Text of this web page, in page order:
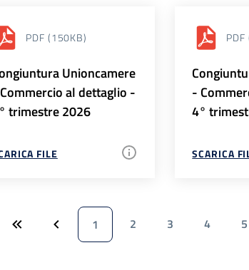
PDF (150KB)
Unioncamere
al dettaglio -
trimestre 2026
FILE
PDF
-
4°
SCARICA
1 2 3 4 5